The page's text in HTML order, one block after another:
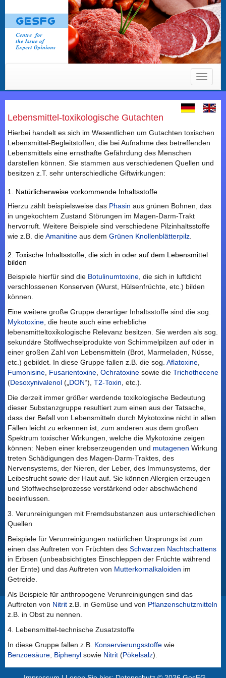
Toggle
Lebensmittel-toxikologische Gutachten
Hierbei handelt es sich im Wesentlichen um Gutachten toxischen
Lebensmittel-Begleitstoffen, die bei Aufnahme des betreffenden
Lebensmittels eine ernsthafte Gefährdung des Menschen
darstellen können. Sie stammen aus verschiedenen Quellen und
besitzen z.T. sehr unterschiedliche Giftwirkungen:
1. Natürlicherweise vorkommende Inhaltsstoffe
Hierzu zählt beispielsweise das Phasin aus grünen Bohnen, das
in ungekochtem Zustand Störungen im Magen-Darm-Trakt
hervorruft. Weitere Beispiele sind verschiedene Pilzinhaltsstoffe
wie z.B. dieAmanitine aus dem Grünen Knollenblätterpilz
2. Toxische Inhaltsstoffe, die sich in oder auf dem Lebensmittel
bilden
Beispiele hierfür sind die Botulinumtoxine , die sich in luftdicht
verschlossenen Konserven (Wurst, Hülsenfrüchte, etc.) bilden
können.
Eine weitere große Gruppe derartiger Inhaltsstoffe sind die sog.
Mykotoxine , die heute auch eine erhebliche
lebensmitteltoxikologische Relevanz besitzen. Sie werden als sog.
sekundäre Stoffwechselprodukte von Schimmelpilzen auf oder in
einer großen Zahl von Lebensmitteln (Brot, Marmeladen, Nüsse,
etc.) gebildet. In diese Gruppe fallen z.B. die sog. Aflatoxine
Fumonisine Fusarientoxine Ochratoxine sowie die Trichothecene
(Desoxynivalenol („ DON“), T2-Toxin , etc.).
Die derzeit immer größer werdende toxikologische Bedeutung
dieser Substanzgruppe resultiert zum einen aus der Tatsache,
dass der Befall von Lebensmitteln durch Mykotoxine nicht in allen
Fällen leicht zu erkennen ist, zum anderen aus dem großen
Spektrum toxischer Wirkungen, welche die Mykotoxine zeigen
können: Neben einer krebserzeugenden und mutagenen Wirkung
treten Schädigungen des Magen-Darm-Traktes, des
Nervensystems, der Nieren, der Leber, des Immunsystems, der
Leibesfrucht sowie der Haut auf. Sie können Allergien erzeugen
und Stoffwechselprozesse verstärkend oder abschwächend
beeinflussen.
3. Verunreinigungen mit Fremdsubstanzen aus unterschiedlichen
Quellen
Beispiele für Verunreinigungen natürlichen Ursprungs ist zum
einen das Auftreten von Früchten des Schwarzen Nachtschattens
in Erbsen (unbeabsichtigtes Einschleppen der Früchte während
der Ernte) und das Auftreten von Mutterkornalkaloiden im
Getreide.
Als Beispiele für anthropogene Verunreinigungen sind das
Auftreten von Nitrit z.B. in Gemüse und von Pflanzenschutzmitteln
z.B. in Obst zu nennen.
4. Lebensmittel-technische Zusatzstoffe
In diese Gruppe fallen z.B. Konservierungsstoffe wie
Benzoesäure Biphenyl sowie Nitrit (Pökelsalz).